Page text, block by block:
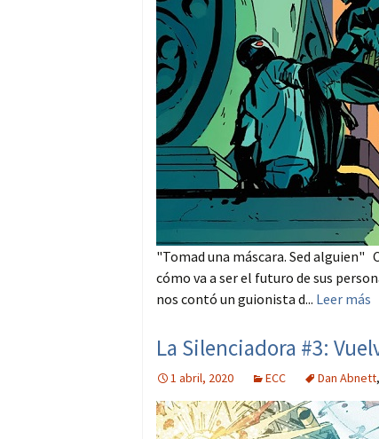
"Tomad una máscara. Sed alguien"
cómo va a ser el futuro de sus
nos contó un guionista d... Leer más
La Silenciadora #3:
1 abril, 2020 ECC Dan Abnett,